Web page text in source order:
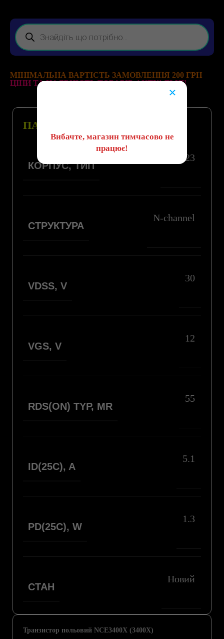
МІНІМАЛЬНА ВАРТІСТЬ ЗАМОВЛЕННЯ 200 ГРН
ЦІНИ ТА НАЯВНІСТЬ ТОВАРІВ АКТУАЛЬНІ!
Транзистор польовий NCE3400X (3400X)
ПАРАМЕТРИ
КОРПУС, ТИП
SOT23
СТРУКТУРА
N-channel
VDSS, V
30
VGS, V
12
RDS(ON) TYP, MR
55
ID(25С), A
5.1
PD(25C), W
1.3
СТАН
Новий
×
Вибачте, магазин тимчасово не
працює!